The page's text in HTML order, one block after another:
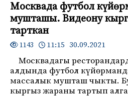
Москвада футбол
мушташы. Видеону
тарткан
1143 11:15 30.09.2021
Москвадагы
алдында футбол
массалык мушташ чыкты.
кыргыз жараны тартып